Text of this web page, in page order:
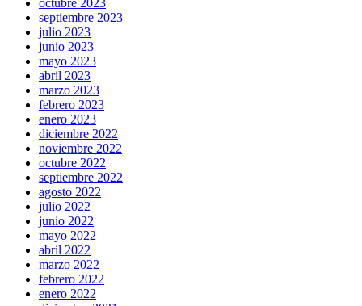
octubre 2023
septiembre 2023
julio 2023
junio 2023
mayo 2023
abril 2023
marzo 2023
febrero 2023
enero 2023
diciembre 2022
noviembre 2022
octubre 2022
septiembre 2022
agosto 2022
julio 2022
junio 2022
mayo 2022
abril 2022
marzo 2022
febrero 2022
enero 2022